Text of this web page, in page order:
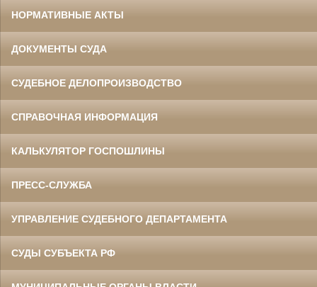
НОРМАТИВНЫЕ АКТЫ
ДОКУМЕНТЫ СУДА
СУДЕБНОЕ ДЕЛОПРОИЗВОДСТВО
СПРАВОЧНАЯ ИНФОРМАЦИЯ
КАЛЬКУЛЯТОР ГОСПОШЛИНЫ
ПРЕСС-СЛУЖБА
УПРАВЛЕНИЕ СУДЕБНОГО ДЕПАРТАМЕНТА
СУДЫ СУБЪЕКТА РФ